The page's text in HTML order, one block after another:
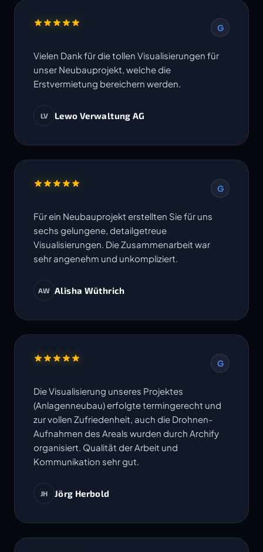
G
Vielen Dank für die tollen Visualisierungen für
unser Neubauprojekt, welche die
Erstvermietung bereichern werden.
LV Lewo Verwaltung AG
G
Für ein Neubauprojekt erstellten Sie für uns
sechs gelungene, detailgetreue
Visualisierungen. Die Zusammenarbeit war
sehr angenehm und unkompliziert.
AW Alisha Wüthrich
G
Die Visualisierung unseres Projektes
(Anlagenneubau) erfolgte termingerecht und
zur vollen Zufriedenheit, auch die Drohnen-
Aufnahmen des Areals wurden durch Archify
organisiert. Qualität der Arbeit und
Kommunikation sehr gut.
JH Jörg Herbold